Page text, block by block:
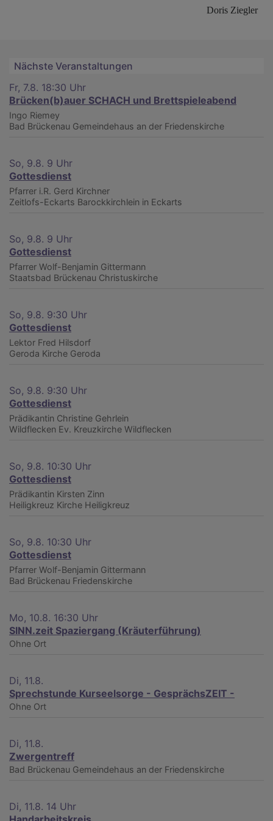
Doris Ziegler
Nächste Veranstaltungen
Fr, 7.8. 18:30 Uhr
Brücken(b)auer SCHACH und Brettspieleabend
Ingo Riemey
Bad Brückenau Gemeindehaus an der Friedenskirche
So, 9.8. 9 Uhr
Gottesdienst
Pfarrer i.R. Gerd Kirchner
Zeitlofs-Eckarts Barockkirchlein in Eckarts
So, 9.8. 9 Uhr
Gottesdienst
Pfarrer Wolf-Benjamin Gittermann
Staatsbad Brückenau Christuskirche
So, 9.8. 9:30 Uhr
Gottesdienst
Lektor Fred Hilsdorf
Geroda Kirche Geroda
So, 9.8. 9:30 Uhr
Gottesdienst
Prädikantin Christine Gehrlein
Wildflecken Ev. Kreuzkirche Wildflecken
So, 9.8. 10:30 Uhr
Gottesdienst
Prädikantin Kirsten Zinn
Heiligkreuz Kirche Heiligkreuz
So, 9.8. 10:30 Uhr
Gottesdienst
Pfarrer Wolf-Benjamin Gittermann
Bad Brückenau Friedenskirche
Mo, 10.8. 16:30 Uhr
SINN.zeit Spaziergang (Kräuterführung)
Ohne Ort
Di, 11.8.
Sprechstunde Kurseelsorge - GesprächsZEIT -
Ohne Ort
Di, 11.8.
Zwergentreff
Bad Brückenau Gemeindehaus an der Friedenskirche
Di, 11.8. 14 Uhr